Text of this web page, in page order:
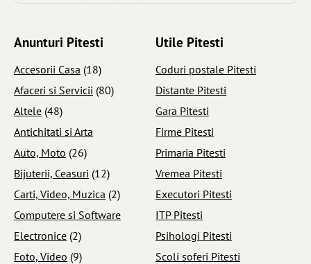
Anunturi Pitesti
Accesorii Casa (18)
Afaceri si Servicii (80)
Altele (48)
Antichitati si Arta
Auto, Moto (26)
Bijuterii, Ceasuri (12)
Carti, Video, Muzica (2)
Computere si Software
Electronice (2)
Foto, Video (9)
Utile Pitesti
Coduri postale Pitesti
Distante Pitesti
Gara Pitesti
Firme Pitesti
Primaria Pitesti
Vremea Pitesti
Executori Pitesti
ITP Pitesti
Psihologi Pitesti
Scoli soferi Pitesti